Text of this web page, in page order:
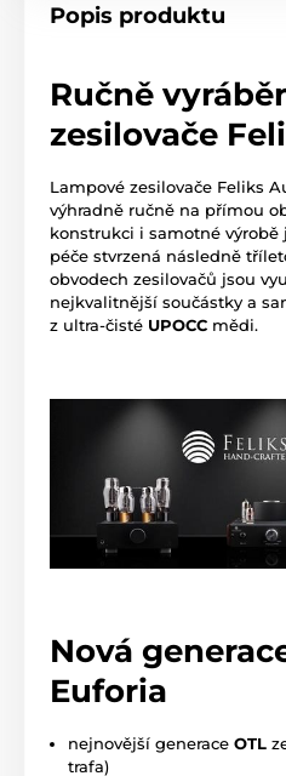
Popis produktu
Ručně
zesilovače
Lampové zesilovače Feliks
výhradně ručně na přímou
konstrukci i samotné
péče stvrzená následně
obvodech zesilovačů jsou
nejkvalitnější součástky a
z ultra-čisté UPOCC mědi.
Nová
Euforia
nejnovější generace OTL
trafa)